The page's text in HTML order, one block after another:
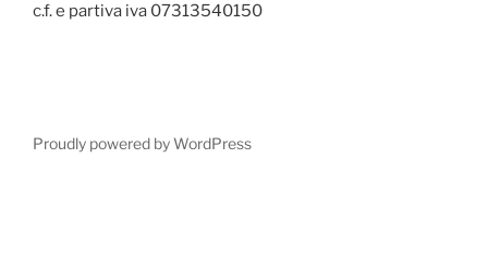
c.f. e partiva iva 07313540150
Proudly powered by WordPress